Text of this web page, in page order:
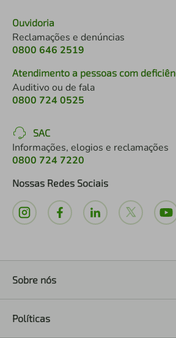
Ouvidoria
Reclamações e denúncias
0800 646 2519
Atendimento a pessoas com
Auditivo ou de fala
0800 724 0525
SAC
Informações, elogios e reclamações
0800 724 7220
Nossas Redes Sociais
Sobre nós
Políticas